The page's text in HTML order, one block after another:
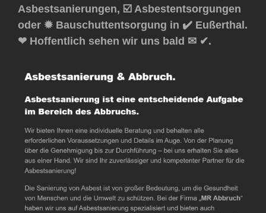
Asbestsanierungen, ☑️ Asbestentsorgungen
oder ✹ Bauschuttentsorgung in ✔️ Eußerthal.
❤ Hoffentlich sehen wir uns bald ✉ ✔.